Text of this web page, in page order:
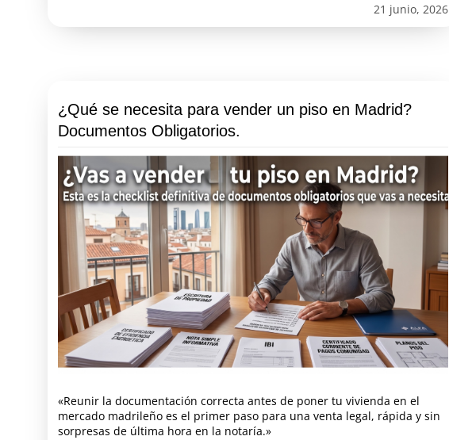
21 junio, 2026
¿Qué se necesita para vender un piso en Madrid?
Documentos Obligatorios.
«Reunir la documentación correcta antes de poner tu vivienda en el
mercado madrileño es el primer paso para una venta legal, rápida y sin
sorpresas de última hora en la notaría.»